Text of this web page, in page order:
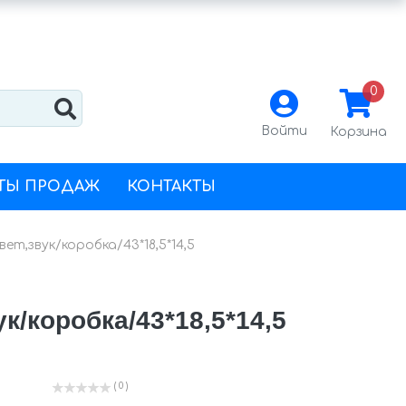
Войти
0
Корзина
ПРОДАЖ КОНТАКТЫ
коробка/43*18,5*14,5
коробка/43*18,5*14,5
( 0 )